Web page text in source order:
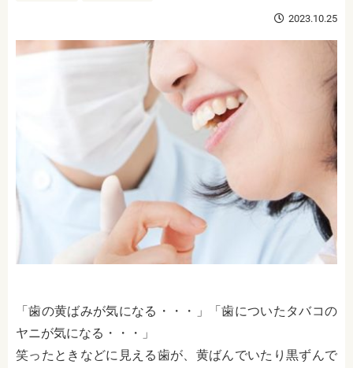
2023.10.25
「歯の黄ばみが気になる・・・」「歯についたタバコの
ヤニが気になる・・・」
笑ったときなどに見える歯が、黄ばんでいたり黒ずんで